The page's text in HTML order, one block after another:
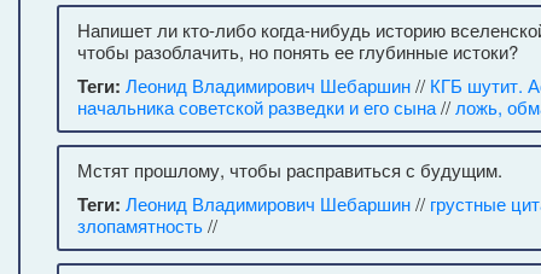
Напишет ли кто-либо когда-нибудь историю
чтобы разоблачить, но понять ее глубинные истоки?
Теги: Леонид Владимирович Шебаршин// КГБ шутит.
начальника советской разведки и его сына// ложь,
Мстят прошлому, чтобы расправиться с будущим.
Теги: Леонид Владимирович Шебаршин// грустные
злопамятность//